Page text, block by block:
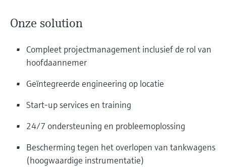
Onze solution
Compleet projectmanagement inclusief de rol van
hoofdaannemer
Geïntegreerde engineering op locatie
Start-up services en training
24/7 ondersteuning en probleemoplossing
Bescherming tegen het overlopen van tankwagens
(hoogwaardige instrumentatie)